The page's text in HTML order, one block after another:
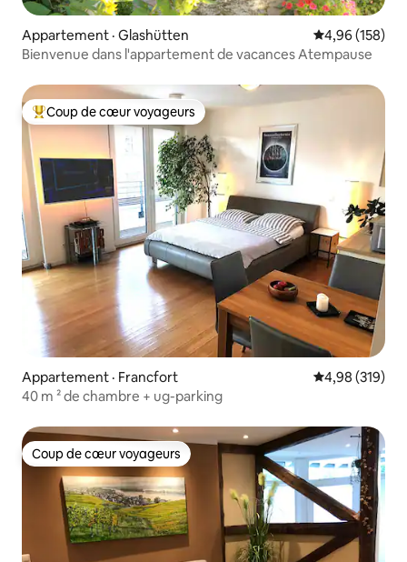
Appartement · Glashütten Note
4,96 (158)
Bienvenue dans l'appartement de vacances Atempause
Coup de cœur voyageurs parmi les plus aimés
Coup de cœur voyageurs
Appartement · Francfort Note
4,98 (319)
40 m ² de chambre + ug-parking
Coup de cœur voyageurs
Coup de cœur voyageurs